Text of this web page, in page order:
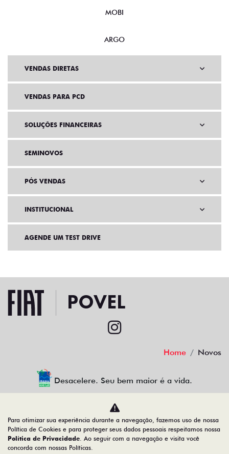
MOBI
ARGO
VENDAS DIRETAS
VENDAS PARA PCD
SOLUÇÕES FINANCEIRAS
SEMINOVOS
PÓS VENDAS
INSTITUCIONAL
AGENDE UM TEST DRIVE
Home Novos
Desacelere. Seu bem maior é a vida.
povel porcino veiculos ltda
08.378.861/0001-10
Para otimizar sua experiência durante a navegação, fazemos uso de nossa
Política de Cookies e para proteger seus dados pessoais respeitamos nossa
Política de Privacidade. Ao seguir com a navegação e visita você
concorda com nossas Políticas.